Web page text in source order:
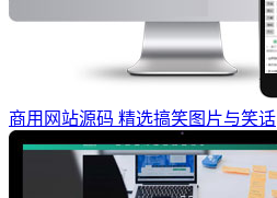
商用网站源码 精选搞笑图片与笑话